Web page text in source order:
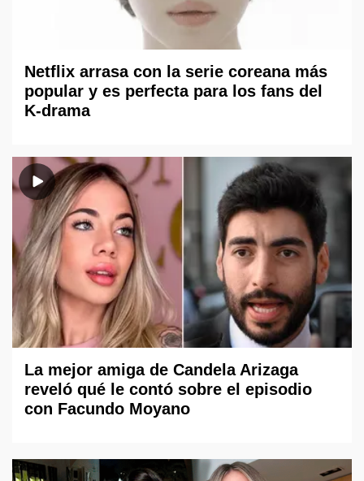
Netflix arrasa con la serie coreana más
popular y es perfecta para los fans del
K-drama
La mejor amiga de Candela Arizaga
reveló qué le contó sobre el episodio
con Facundo Moyano